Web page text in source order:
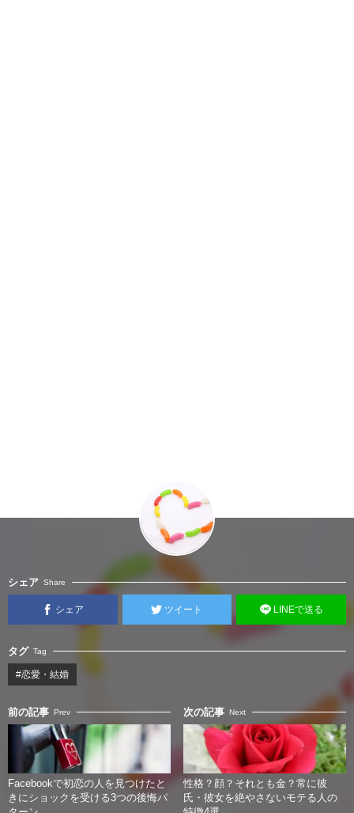
シェア Share
シェア ツイート LINEで送る
タグ Tag
#恋愛・結婚
前の記事 Prev
Facebookで初恋の人を見つけたと
きにショックを受ける3つの後悔パ
次の記事 Next
性格？顔？それとも金？常に彼
氏・彼女を絶やさないモテる人の